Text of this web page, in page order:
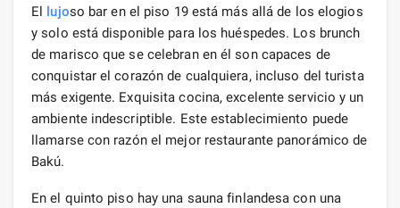
El lujoso bar en el piso 19 está más allá de los elogios
y solo está disponible para los huéspedes. Los brunch
de marisco que se celebran en él son capaces de
conquistar el corazón de cualquiera, incluso del turista
más exigente. Exquisita cocina, excelente servicio y un
ambiente indescriptible. Este establecimiento puede
llamarse con razón el mejor restaurante panorámico de
Bakú.
En el quinto piso hay una sauna finlandesa con una